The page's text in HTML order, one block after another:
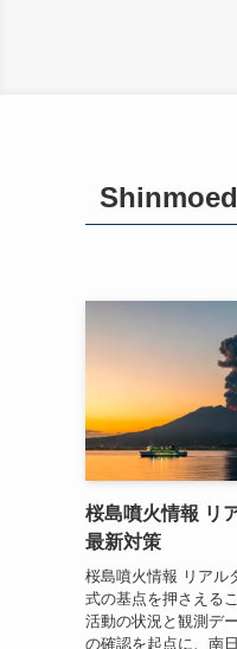
桜島噴火情報 リ
最新対策
桜島噴火情報 リアル
式の基点を押さえる
活動の状況と観測デ
の確認を起点に、南